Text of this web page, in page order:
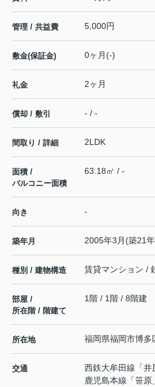
管理 / 共益費 5,000円
敷金(保証金) 0ヶ月(-)
礼金 2ヶ月
償却 / 敷引 - / -
間取り / 詳細 2LDK
面積 /
バルコニー面積
63.18㎡ / -
向き -
築年月 2005年3月(築21
種別 / 建物構造 賃貸マンション /
部屋 /
所在階 / 階建て
1階 / 1階 / 8階建
所在地 福岡県福岡市博多
交通 西鉄大牟田線 「井
鹿児島本線 「笹原